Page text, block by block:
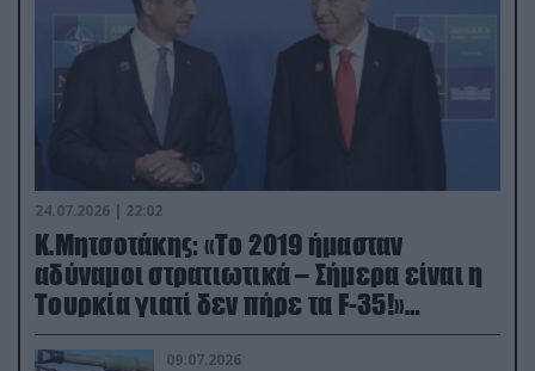
24.07.2026 | 22:02
Κ.Μητσοτάκης: «Το 2019 ήμασταν
αδύναμοι στρατιωτικά – Σήμερα είναι η
Τουρκία γιατί δεν πήρε τα F-35!»
(βίντεο)
09.07.2026